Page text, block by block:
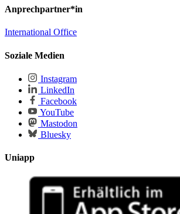
Anprechpartner*in
International Office
Soziale Medien
Instagram
LinkedIn
Facebook
YouTube
Mastodon
Bluesky
Uniapp